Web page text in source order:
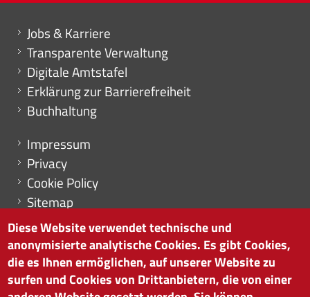
Mini menu di servizio
Jobs & Karriere
Transparente Verwaltung
Digitale Amtstafel
Erklärung zur Barrierefreiheit
Buchhaltung
Menu footer
Impressum
Privacy
Cookie Policy
Sitemap
Cookie-Einstellungen
HANDELSKAMMER BOZEN
Diese Website verwendet technische und
anonymisierte analytische Cookies. Es gibt Cookies,
die es Ihnen ermöglichen, auf unserer Website zu
surfen und Cookies von Drittanbietern, die von einer